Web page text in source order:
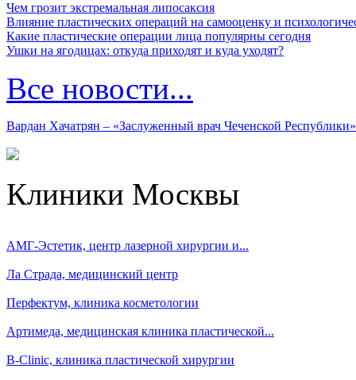
Чем грозит экстремальная липосаксия
Влияние пластических операций на самооценку и
Какие пластические операции лица популярны сегодня
Ушки на ягодицах: откуда приходят и куда уходят?
Все новости...
Вардан Хачатрян – «Заслуженный врач Чеченской Республики»
Клиники Москвы
АМГ-Эстетик, центр лазерной хирургии и...
Ла Страда, медицинский центр
Перфектум, клиника косметологии
Артимеда, медицинская клиника пластической...
B-Clinic, клиника пластической хирургии